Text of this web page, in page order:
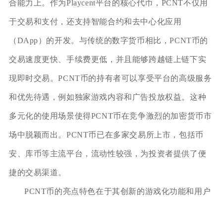
合能力上。作为Playcent平台的核心代币，PCNT不仅用
于交易和支付，还支持智能合约和去中心化应用
（DApp）的开发。与传统的数字货币相比，PCNT币的
交易速度更快、手续费更低，并且能够跨越链上链下实
现即时交易。PCNT币的持有者可以享受平台的高级服务
和优先待遇，例如独家游戏内容和广告投放权益。这种
多元化的使用场景使得PCNT币在竞争激烈的加密货币市
场中脱颖而出。PCNT币已在多家交易所上市，包括币
安、库币等主流平台，流动性较强，为投资者提供了便
捷的交易渠道。
PCNT币的亮点特色在于其创新的游戏化功能和用户